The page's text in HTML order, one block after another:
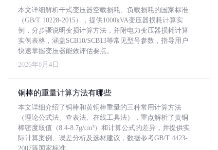
本文详细解析干式变压器空载损耗、负载损耗的国家标准
（GB/T 10228-2015），提供1000kVA变压器损耗计算实
例，分步骤说明变损计算方法，并附电力变压器损耗计算
实例表格，涵盖SCB10/SCB13等常见型号参数，指导用户
快速掌握变压器能效评估要点。
2026年8月4日
铜棒的重量计算方法有哪些
本文详细介绍了铜棒和黄铜棒重量的三种常用计算方法
（理论公式法、查表法、在线工具法），重点解析了黄铜
棒密度取值（8.4-8.7g/cm³）和计算公式的差异，并提供实
际计算案例、误差分析及选材建议，数据参考GB/T 4423-
2007等国家标准。